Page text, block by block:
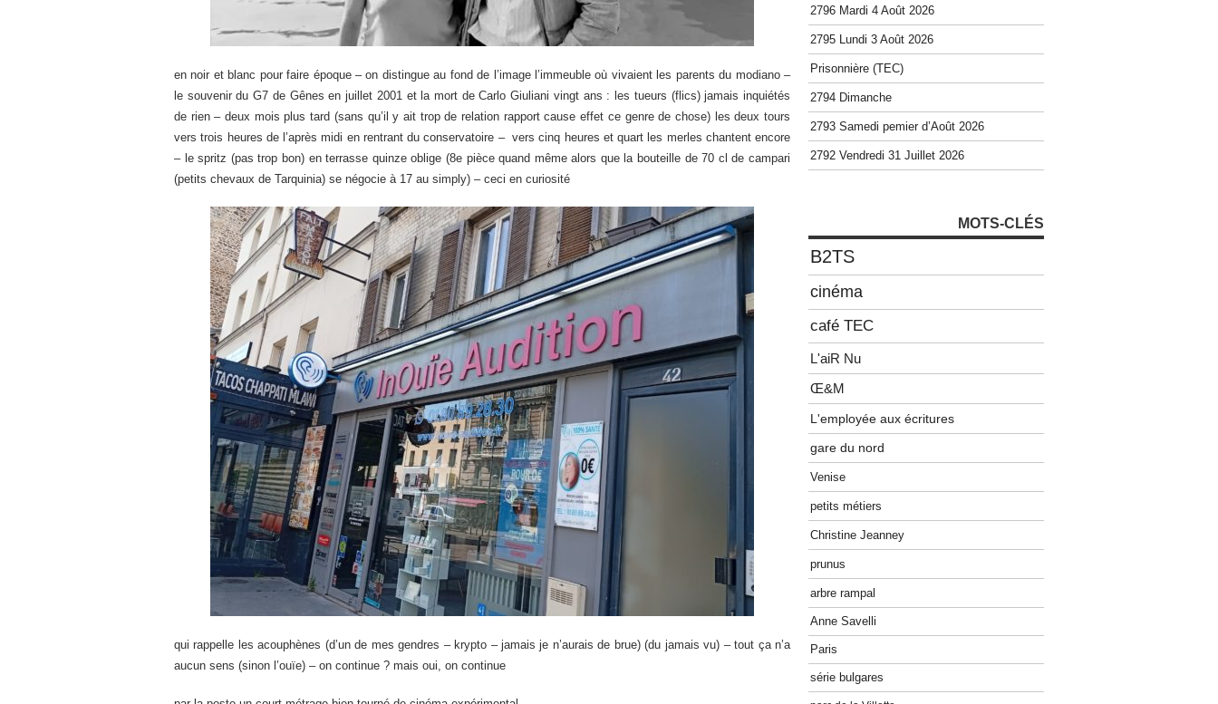
en noir et blanc pour faire époque – on distingue au fond de l’image l’immeuble où vivaient les parents du modiano –
le souvenir du G7 de Gênes en juillet 2001 et la mort de Carlo Giuliani vingt ans : les tueurs (flics) jamais inquiétés
de rien – deux mois plus tard (sans qu’il y ait trop de relation rapport cause effet ce genre de chose) les deux tours
vers trois heures de l’après midi en rentrant du conservatoire – vers cinq heures et quart les merles chantent encore
– le spritz (pas trop bon) en terrasse quinze oblige (8e pièce quand même alors que la bouteille de 70 cl de campari
(petits chevaux de Tarquinia) se négocie à 17 au simply) – ceci en curiosité
qui rappelle les acouphènes (d’un de mes gendres – krypto – jamais je n’aurais de brue) (du jamais vu) – tout ça n’a
aucun sens (sinon l’ouïe) – on continue ? mais oui, on continue
2796 Mardi 4 Août 2026
2795 Lundi 3 Août 2026
Prisonnière (TEC)
2794 Dimanche
2793 Samedi pemier d’Août 2026
2792 Vendredi 31 Juillet 2026
MOTS-CLÉS
B2TS
cinéma
café TEC
L'aiR Nu
Œ&M
L'employée aux écritures
gare du nord
Venise
petits métiers
Christine Jeanney
prunus
arbre rampal
Anne Savelli
Paris
série bulgares